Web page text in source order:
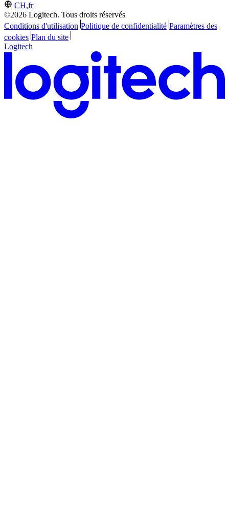
CH,fr
©2026 Logitech. Tous droits réservés
Conditions d'utilisation Politique de confidentialité Paramètres des
cookies Plan du site
Logitech